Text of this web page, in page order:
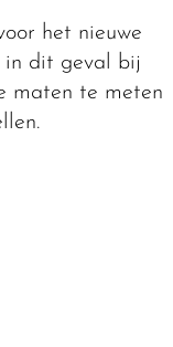
het nieuwe
in dit geval bij
maten te meten